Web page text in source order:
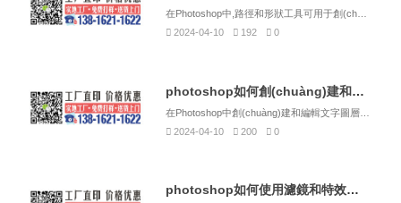
2024-04-10
192 0
photoshop如何創(chuàng)建和編輯文字圖層？
2024-04-10
200 0
photoshop如何使用濾鏡和特效來改善圖像質(zhì)量？